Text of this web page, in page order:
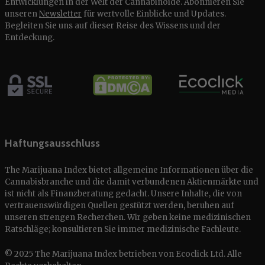
unserenNewsletter für wertvolle Einblicke und Updates.
Begleiten Sie uns auf dieser Reise des Wissens und der
Entdeckung.
Haftungsausschluss
The Marijuana Index bietet allgemeine Informationen über die
Cannabisbranche und die damit verbundenen Aktienmärkte und
ist nicht als Finanzberatung gedacht. Unsere Inhalte, die von
vertrauenswürdigen Quellen gestützt werden, beruhen auf
unseren strengen Recherchen. Wir geben keine medizinischen
Ratschläge; konsultieren Sie immer medizinische Fachleute.
© 2025 The Marijuana Index betrieben von Ecoclick Ltd. Alle